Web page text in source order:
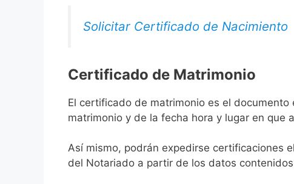
Solicitar Certificado de Nacimiento
Certificado de Matrimonio
El certificado de matrimonio es el
matrimonio y de la fecha hora y lugar en que
Así mismo, podrán expedirse certificaciones
del Notariado a partir de los datos